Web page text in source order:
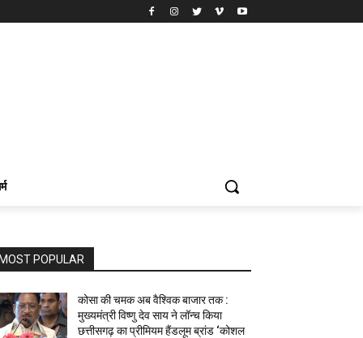
POPULAR
कोसा की चमक अब वैश्विक बाजार तक :
मुख्यमंत्री विष्णु देव साय ने लॉन्च किया
छत्तीसगढ़ का प्रीमियम हैंडलूम ब्रांड ‘कोशल